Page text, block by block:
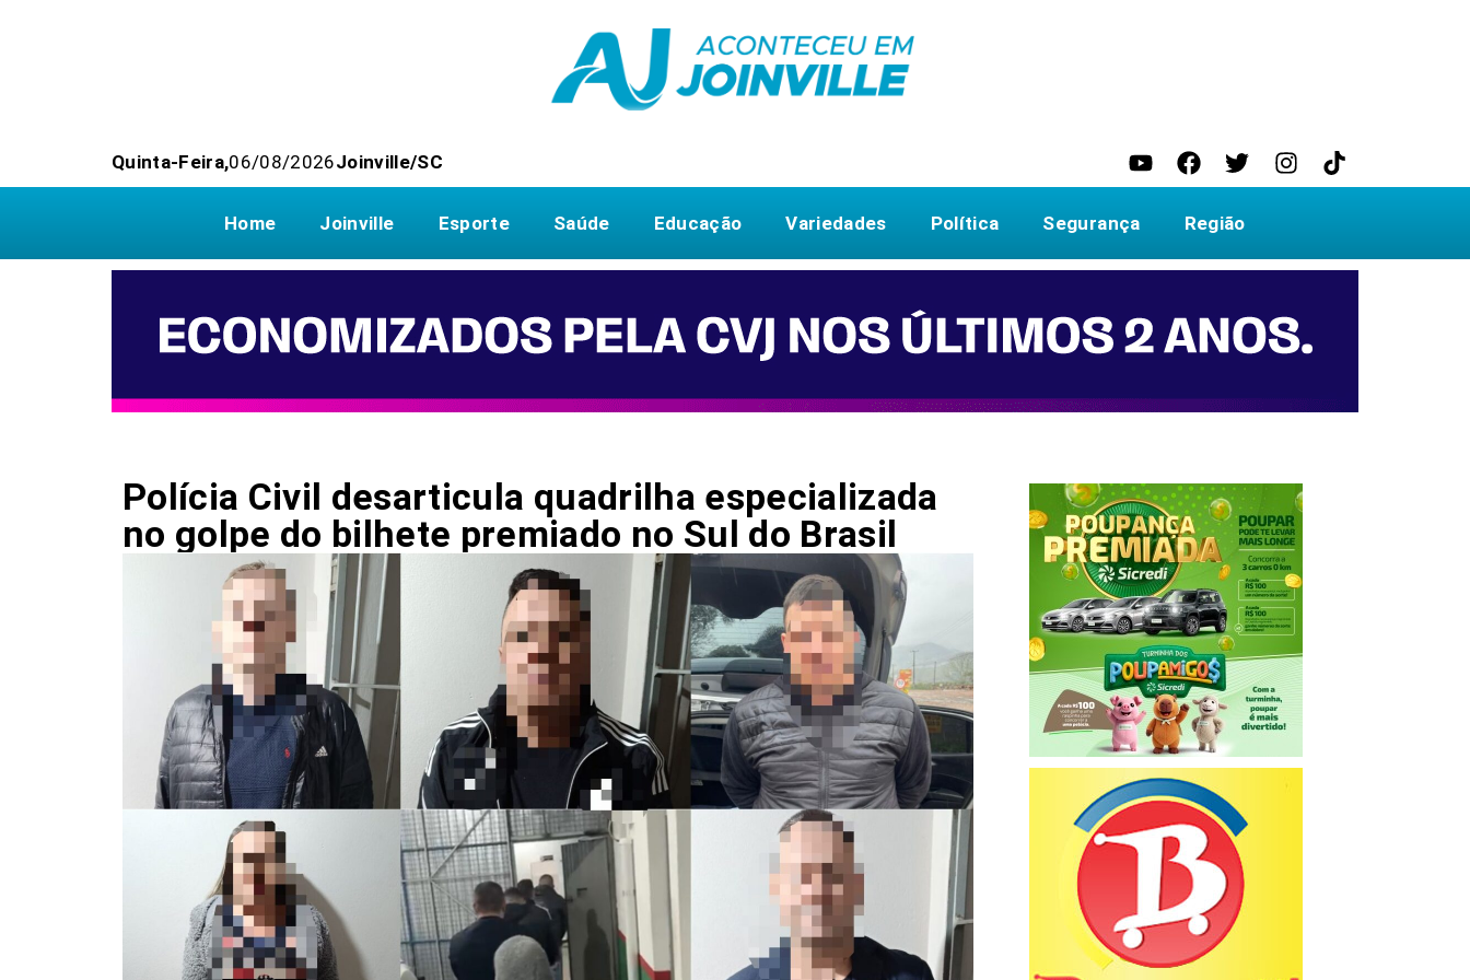
Quinta-Feira,06/08/2026Joinville/SC
Home Joinville Esporte Saúde Educação Variedades Política Segurança Região
Polícia Civil desarticula quadrilha especializada
no golpe do bilhete premiado no Sul do Brasil